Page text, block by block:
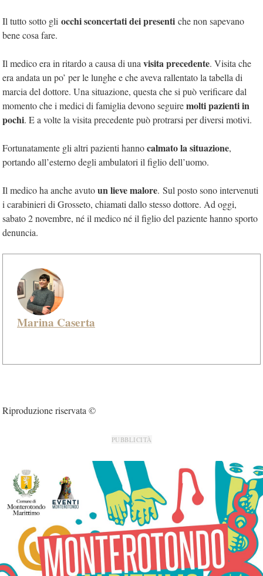
Il tutto sotto gli occhi sconcertati dei presenti che non sapevano
bene cosa fare.
Il medico era in ritardo a causa di una visita precedente. Visita che
era andata un po’ per le lunghe e che aveva rallentato la tabella di
marcia del dottore. Una situazione, questa che si può verificare dal
momento che i medici di famiglia devono seguiremolti pazienti in
pochi. E a volte la visita precedente può protrarsi per diversi motivi.
Fortunatamente gli altri pazienti hannocalmato la situazione,
portando all’esterno degli ambulatori il figlio dell’uomo.
Il medico ha anche avutoun lieve malore. Sul posto sono intervenuti
i carabinieri di Grosseto, chiamati dallo stesso dottore. Ad oggi,
sabato 2 novembre, né il medico né il figlio del paziente hanno sporto
denuncia.
Marina Caserta
Riproduzione riservata ©
PUBBLICITÀ